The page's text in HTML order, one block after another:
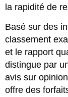
la rapidité de
Basé sur des
classement
et le rapport
distingue par
avis sur
offre des